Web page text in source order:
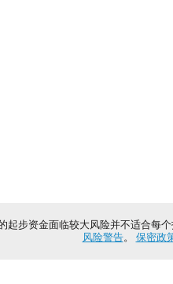
起步资金面临较大风险并不适合每
风险警告。 保密政